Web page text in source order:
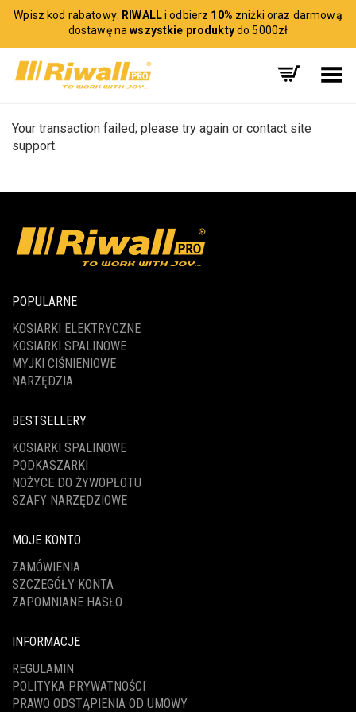
Wpisz kod rabatowy: RIWALLi odbierz 10% zniżki oraz darmową
dostawę nawszystkie produktydo 5000zł
Toggle Menu
Your transaction failed; please try again or contact site
support.
POPULARNE
KOSIARKI ELEKTRYCZNE
KOSIARKI SPALINOWE
MYJKI CIŚNIENIOWE
NARZĘDZIA
BESTSELLERY
KOSIARKI SPALINOWE
PODKASZARKI
NOŻYCE DO ŻYWOPŁOTU
SZAFY NARZĘDZIOWE
MOJE KONTO
ZAMÓWIENIA
SZCZEGÓŁY KONTA
ZAPOMNIANE HASŁO
INFORMACJE
REGULAMIN
POLITYKA PRYWATNOŚCI
PRAWO ODSTĄPIENIA OD UMOWY